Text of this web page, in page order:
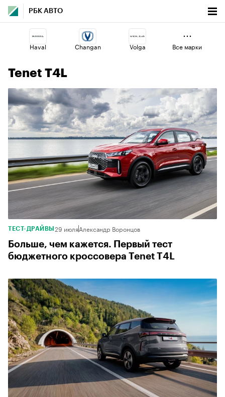
РБК АВТО
Haval Changan Volga
Omoda Lada Esteo
Все марки
Tenet T4L
ТЕСТ-ДРАЙВЫ 29 июляАлександр Воронцов
Больше, чем кажется. Первый тест
бюджетного кроссовера Tenet T4L